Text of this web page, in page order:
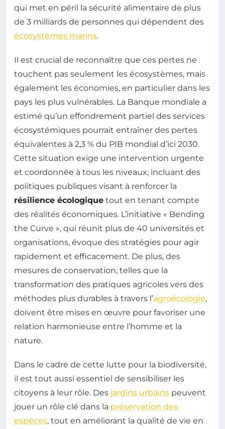
qui met en péril la sécurité alimentaire de plus
de 3 milliards de personnes qui dépendent des
écosystèmes marins.
Il est crucial de reconnaître que ces pertes ne
touchent pas seulement les écosystèmes, mais
également les économies, en particulier dans les
pays les plus vulnérables. La Banque mondiale a
estimé qu’un effondrement partiel des services
écosystémiques pourrait entraîner des pertes
équivalentes à 2,3 % du PIB mondial d’ici 2030.
Cette situation exige une intervention urgente
et coordonnée à tous les niveaux, incluant des
politiques publiques visant à renforcer la
résilience écologique tout en tenant compte
des réalités économiques. L’initiative « Bending
the Curve », qui réunit plus de 40 universités et
organisations, évoque des stratégies pour agir
rapidement et efficacement. De plus, des
mesures de conservation, telles que la
transformation des pratiques agricoles vers des
méthodes plus durables à travers l’agroécologie,
doivent être mises en œuvre pour favoriser une
relation harmonieuse entre l’homme et la
nature.
Dans le cadre de cette lutte pour la biodiversité,
il est tout aussi essentiel de sensibiliser les
citoyens à leur rôle. Des jardins urbains peuvent
jouer un rôle clé dans la préservation des
espèces, tout en améliorant la qualité de vie en